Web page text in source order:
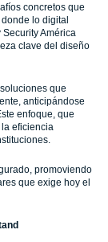
concretos que
lo digital
América
clave del diseño
que
anticipándose
enfoque, que
eficiencia
promoviendo
que exige hoy el